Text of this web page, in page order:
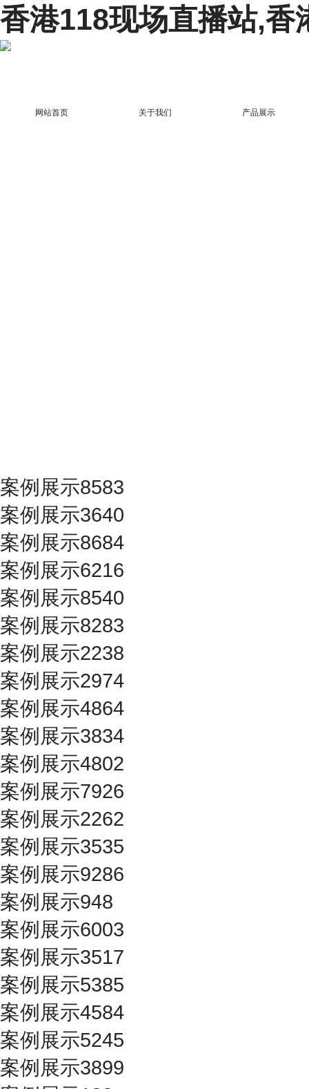
香港118现场直播站,香
网站首页 关于我们 产品展示
案例展示8583
案例展示3640
案例展示8684
案例展示6216
案例展示8540
案例展示8283
案例展示2238
案例展示2974
案例展示4864
案例展示3834
案例展示4802
案例展示7926
案例展示2262
案例展示3535
案例展示9286
案例展示948
案例展示6003
案例展示3517
案例展示5385
案例展示4584
案例展示5245
案例展示3899